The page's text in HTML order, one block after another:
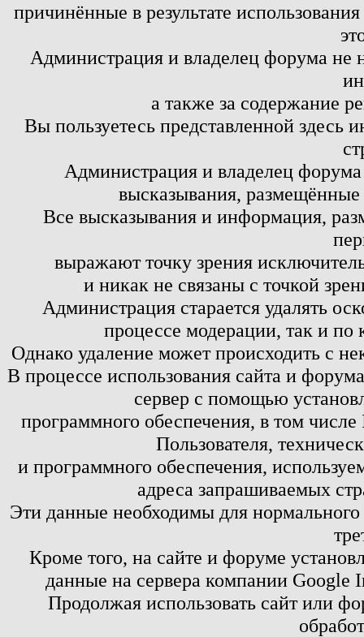
причинённые в результате
Администрация и владелец форума не
а также за содержание
Вы пользуетесь представленной здесь
Администрация и владелец
высказывания,
Все высказывания и информация,
выражают точку зрения
и никак не связаны с точкой
Администрация старается удалять
процессе модерации, так и по
Однако удаление может происходить с
В процессе использования сайта и
сервер с помощью
программного обеспечения, в том
Пользователя,
и программного обеспечения,
адреса запрашиваемых
Эти данные необходимы для
Кроме того, на сайте и форуме
данные на сервера компании
Продолжая использовать сайт или